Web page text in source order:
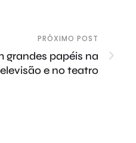
PRÓXIMO POST
grandes papéis na
e no teatro